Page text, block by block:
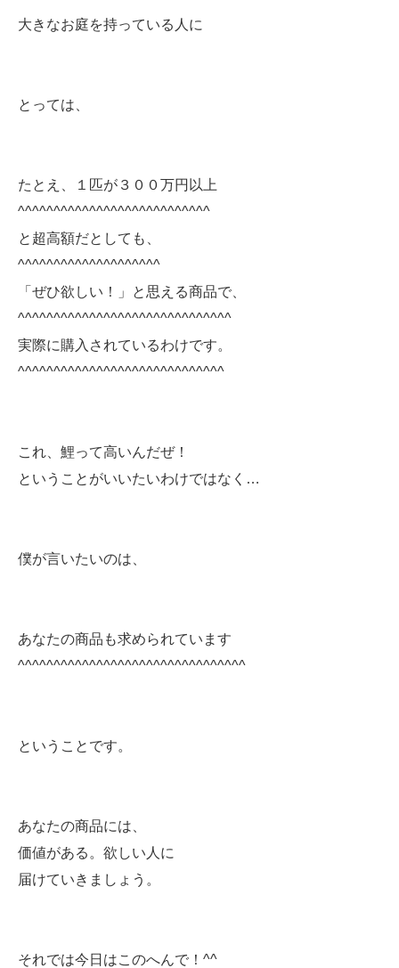
大きなお庭を持っている人に
とっては、
たとえ、１匹が３００万円以上
^^^^^^^^^^^^^^^^^^^^^^^^^^^
と超高額だとしても、
^^^^^^^^^^^^^^^^^^^^
「ぜひ欲しい！」と思える商品で、
^^^^^^^^^^^^^^^^^^^^^^^^^^^^^^
実際に購入されているわけです。
^^^^^^^^^^^^^^^^^^^^^^^^^^^^^
これ、鯉って高いんだぜ！
ということがいいたいわけではなく…
僕が言いたいのは、
あなたの商品も求められています
^^^^^^^^^^^^^^^^^^^^^^^^^^^^^^^^
ということです。
あなたの商品には、
価値がある。欲しい人に
届けていきましょう。
それでは今日はこのへんで！^^